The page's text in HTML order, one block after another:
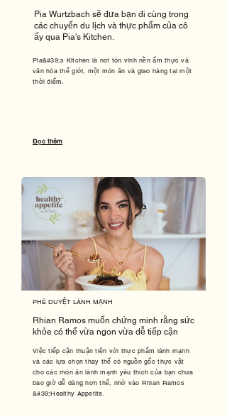
Pia Wurtzbach sẽ đưa bạn đi cùng trong
các chuyến du lịch và thực phẩm của cô
ấy qua Pia's Kitchen.
Pia&#39;s Kitchen là nơi tôn vinh nền ẩm thực và
văn hóa thế giới, một món ăn và giao hàng tại một
thời điểm.
Đọc thêm
PHÊ DUYỆT LÀNH MẠNH
Rhian Ramos muốn chứng minh rằng sức
khỏe có thể vừa ngon vừa dễ tiếp cận
Việc tiếp cận thuận tiện với thực phẩm lành mạnh
và các lựa chọn thay thế có nguồn gốc thực vật
cho các món ăn lành mạnh yêu thích của bạn chưa
bao giờ dễ dàng hơn thế, nhờ vào Rhian Ramos
&#39;Healthy Appetite.